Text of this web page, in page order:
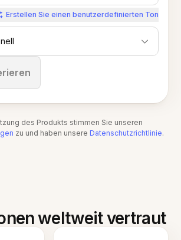
Erstellen Sie einen benutzerdefinierten Ton
des Produkts stimmen Sie unseren
zu und haben unsere Datenschutzrichtlinie.
weltweit vertraut